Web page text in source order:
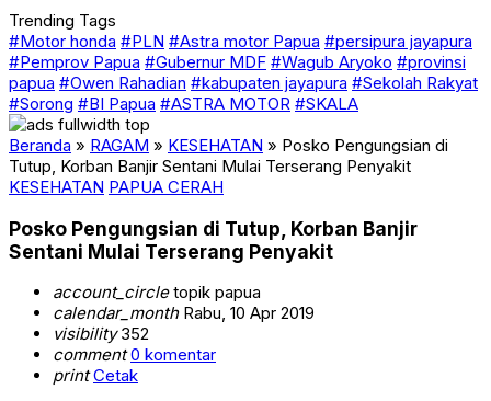
Trending Tags
#Motor honda #PLN #Astra motor Papua #persipura jayapura
#Pemprov Papua #Gubernur MDF #Wagub Aryoko #provinsi
papua #Owen Rahadian #kabupaten jayapura #Sekolah Rakyat
#Sorong #BI Papua #ASTRA MOTOR #SKALA
Beranda » RAGAM » KESEHATAN » Posko Pengungsian di
Tutup, Korban Banjir Sentani Mulai Terserang Penyakit
KESEHATAN PAPUA CERAH
Posko Pengungsian di Tutup, Korban Banjir
Sentani Mulai Terserang Penyakit
account_circletopik papua
calendar_monthRabu, 10 Apr 2019
visibility352
comment 0 komentar
print Cetak